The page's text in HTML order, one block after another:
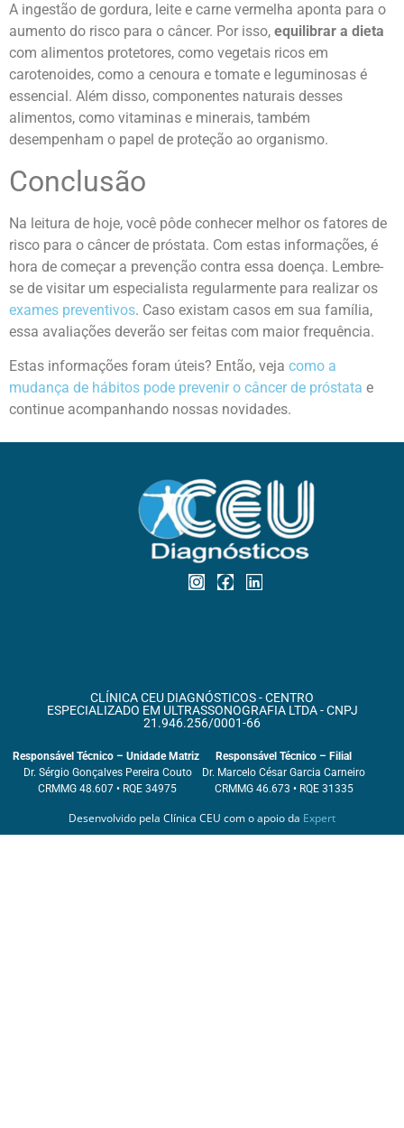
A ingestão de gordura, leite e carne vermelha aponta para o
aumento do risco para o câncer. Por isso, equilibrar a dieta
com alimentos protetores, como vegetais ricos em
carotenoides, como a cenoura e tomate e leguminosas é
essencial. Além disso, componentes naturais desses
alimentos, como vitaminas e minerais, também
desempenham o papel de proteção ao organismo.
Conclusão
Na leitura de hoje, você pôde conhecer melhor os fatores de
risco para o câncer de próstata. Com estas informações, é
hora de começar a prevenção contra essa doença. Lembre-
se de visitar um especialista regularmente para realizar os
exames preventivos. Caso existam casos em sua família,
essa avaliações deverão ser feitas com maior frequência.
Estas informações foram úteis? Então, veja como a
mudança de hábitos pode prevenir o câncer de próstata e
continue acompanhando nossas novidades.
CLÍNICA CEU DIAGNÓSTICOS - CENTRO
ESPECIALIZADO EM ULTRASSONOGRAFIA LTDA - CNPJ
21.946.256/0001-66
Responsável Técnico – Unidade Matriz
Dr. Sérgio Gonçalves Pereira Couto
CRMMG 48.607 • RQE 34975
Responsável Técnico – Filial
Dr. Marcelo César Garcia Carneiro
CRMMG 46.673 • RQE 31335
Desenvolvido pela Clínica CEU com o apoio da Expert